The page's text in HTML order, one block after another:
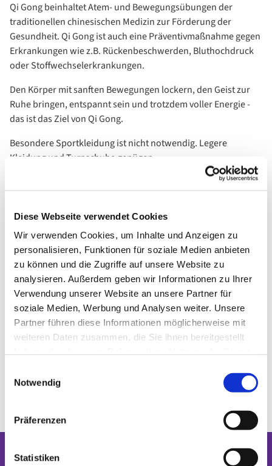
Diese Webseite verwendet Cookies
Wir verwenden Cookies, um Inhalte und Anzeigen zu
personalisieren, Funktionen für soziale Medien anbieten
zu können und die Zugriffe auf unsere Website zu
analysieren. Außerdem geben wir Informationen zu Ihrer
Verwendung unserer Website an unsere Partner für
soziale Medien, Werbung und Analysen weiter. Unsere
Partner führen diese Informationen möglicherweise mit
weiteren Daten zusammen, die Sie ihnen bereitgestellt
Notwendig
Präferenzen
Statistiken
Qi Gong beinhaltet Atem- und Bewegungsübungen der
traditionellen chinesischen Medizin zur Förderung der
Gesundheit. Qi Gong ist auch eine Präventivmaßnahme gegen
Erkrankungen wie z.B. Rückenbeschwerden, Bluthochdruck
oder Stoffwechselerkrankungen.
Den Körper mit sanften Bewegungen lockern, den Geist zur
Ruhe bringen, entspannt sein und trotzdem voller Energie -
das ist das Ziel von Qi Gong.
Besondere Sportkleidung ist nicht notwendig. Legere
Kleidung und Turnschuhe genügen.